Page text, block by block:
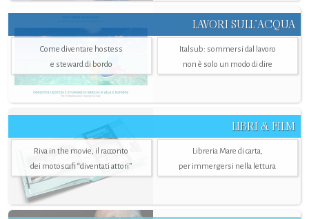
LAVORI SULL’ACQUA
Come diventare hostess
e steward di bordo
Italsub: sommersi dal lavoro
non è solo un modo di dire
LIBRI & FILM
Riva in the movie, il racconto
dei motoscafi “diventati attori”
Libreria Mare di carta,
per immergersi nella lettura